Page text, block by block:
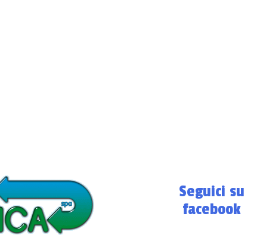
Seguici su
facebook